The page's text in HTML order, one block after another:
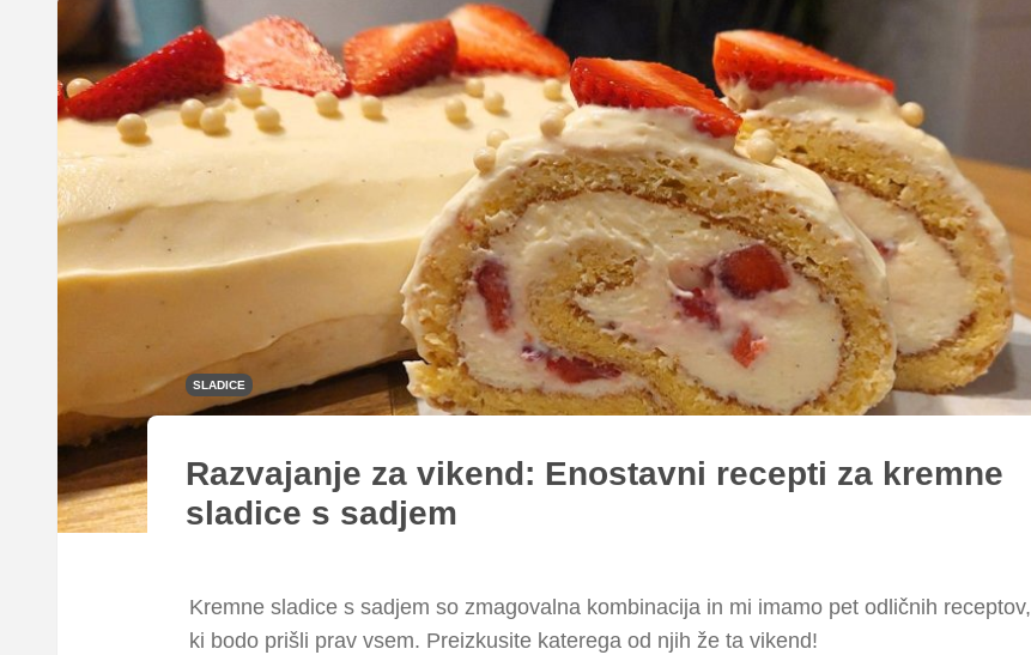
SLADICE
Razvajanje za vikend: Enostavni recepti za kremne
sladice s sadjem
Kremne sladice s sadjem so zmagovalna kombinacija in mi imamo pet odličnih receptov,
ki bodo prišli prav vsem. Preizkusite katerega od njih že ta vikend!